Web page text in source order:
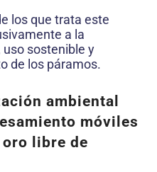
los que trata este
a la
sostenible y
de los páramos.
ambiental
móviles
libre de